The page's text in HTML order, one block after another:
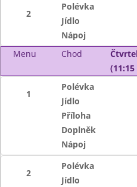
2
Polévka
Jídlo
Nápoj
Menu
Chod
(11:15
1
Polévka
Jídlo
Příloha
Doplněk
Nápoj
2
Polévka
Jídlo